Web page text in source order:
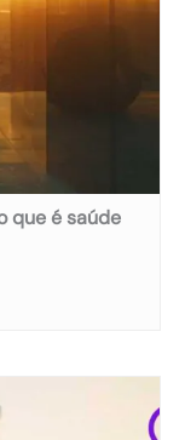
que é saúde